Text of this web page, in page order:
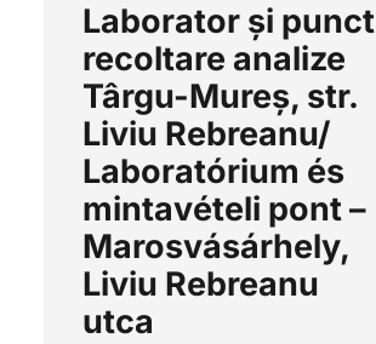
Laborator și punct
recoltare analize
Târgu-Mureș, str.
Liviu Rebreanu/
Laboratórium és
mintavételi pont –
Marosvásárhely,
Liviu Rebreanu
utca